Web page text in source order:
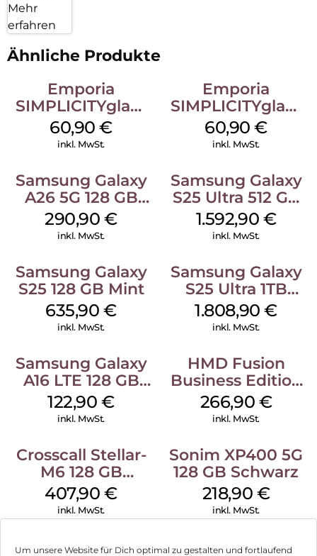
Um unsere Website für Dich optimal zu gestalten und fortlaufend
Mehr
erfahren
Ähnliche Produkte
Emporia
SIMPLICITYglam
Schwarz
60,90€
inkl. MwSt.
Emporia
SIMPLICITYglam
Weiss
60,90€
inkl. MwSt.
Samsung Galaxy
A26 5G 128 GB
White
290,90€
inkl. MwSt.
Samsung Galaxy
S25 Ultra 512 GB
Titanium
Silverblue
1.592,90 €
inkl. MwSt.
Samsung Galaxy
S25 128 GB Mint
635,90€
inkl. MwSt.
Samsung Galaxy
S25 Ultra 1TB
Titanium Black
1.808,90€
inkl. MwSt.
Samsung Galaxy
A16 LTE 128 GB
Black
122,90€
inkl. MwSt.
HMD Fusion
Business Edition
256 GB Grey
266,90 €
inkl. MwSt.
Crosscall Stellar-
M6 128 GB
Schwarz
407,90€
inkl. MwSt.
Sonim XP400 5G
128 GB Schwarz
218,90 €
inkl. MwSt.